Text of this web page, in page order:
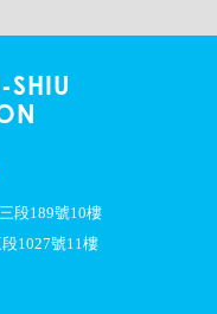
SHIU
段189號10樓
1027號11樓